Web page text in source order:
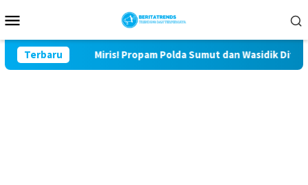
ke
Mobile
Terbaru
Miris! Propam Polda Sumut dan Wasidik Ditreskrimum